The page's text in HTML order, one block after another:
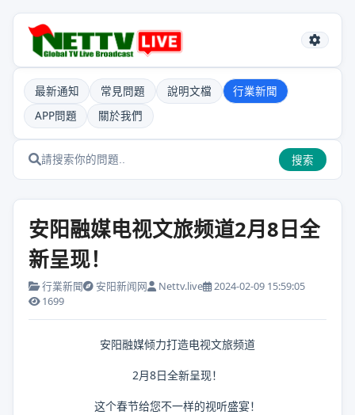
最新通知 常見問題 說明文檔
行業新聞
APP問題
關於我們
搜索
安阳融媒电视文旅频道2月8日全
新呈现！
行業新聞 安阳新闻网 Nettv.live
2024-02-09 15:59:05
1699
安阳融媒倾力打造电视文旅频道
2月8日全新呈现！
这个春节给您不一样的视听盛宴！